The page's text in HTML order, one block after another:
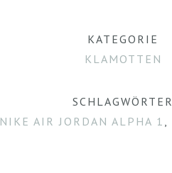
KATEGORIE
KLAMOTTEN
SCHLAGWÖRTER
NIKE AIR JORDAN ALPHA 1 ,